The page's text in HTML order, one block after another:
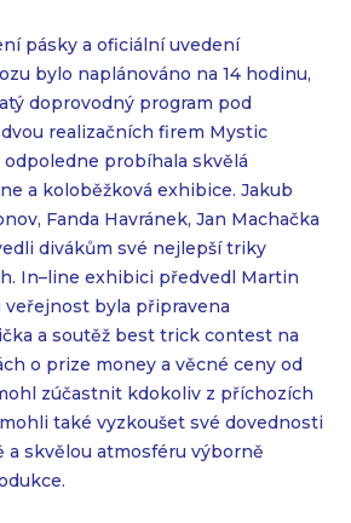
pásky a oficiální uvedení
bylo naplánováno na 14 hodinu,
doprovodný program pod
realizačních firem Mystic
probíhala skvělá
a koloběžková exhibice. Jakub
Fanda Havránek, Jan Machačka
divákům své nejlepší triky
In–line exhibici předvedl Martin
veřejnost byla připravena
a soutěž best trick contest na
o prize money a věcné ceny od
zúčastnit kdokoliv z příchozích
také vyzkoušet své dovednosti
a skvělou atmosféru výborně